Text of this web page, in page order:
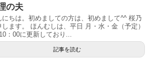
の夫
にちは。初めましての方は、初めまして^^ 桜乃
します。 ほんむしは、平日 月・水・金（予定）
：00に更新しており...
記事を読む